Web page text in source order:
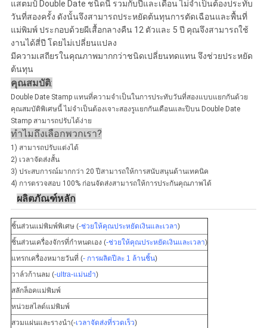
แสตมป์ Double Date ชนิดนี้ รวมกับปีและเดือน ไม่จำเป็นต้องประทับ
วันที่สองครั้ง ดังนั้นจึงสามารถประหยัดต้นทุนการตัดเฉือนและพื้นที่
แม่พิมพ์ ประกอบด้วยผีเสื้อกลางคืน 12 ตัวและ 5 ปี คุณจึงสามารถใช้
งานได้สี่ปี โดยไม่เปลี่ยนแปลง
มีความเสถียรในคุณภาพมากกว่าชนิดเปลี่ยนทดแทน จึงช่วยประหยัด
ต้นทุน
คุณสมบัติ:
Double Date Stamp แทนที่ความจำเป็นในการประทับวันที่สองแบบแยกกันด้วย
คุณสมบัติพิเศษนี้ ไม่จำเป็นต้องเจาะสองรูแยกกันเดือนและปีบน Double Date
Stamp สามารถปรับได้ง่าย
ทำไมถึงเลือกพวกเรา?
1) สามารถปรับแต่งได้
2) เวลาจัดส่งสั้น
3) ประสบการณ์มากกว่า 20 ปีสามารถให้การสนับสนุนด้านเทคนิค
4) การตรวจสอบ 100% ก่อนจัดส่งสามารถให้การประกันคุณภาพได้
ผลิตภัณฑ์หลัก
ชิ้นส่วนแม่พิมพ์พิเศษ (-ช่วยให้คุณประหยัดเงินและเวลา)
ชิ้นส่วนเครื่องจักรที่กำหนดเอง (-ช่วยให้คุณประหยัดเงินและเวลา)
แทรกเครื่องหมายวันที่ (- การผลิตปีละ 1 ล้านชิ้น)
วาล์วก้านลม (-ultra-แม่นยำ)
สลักล็อคแม่พิมพ์
หน่วยสไลด์แม่พิมพ์
สวมแผ่นและรางนำ(-เวลาจัดส่งที่รวดเร็ว)